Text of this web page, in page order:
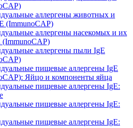
аллергены животных и
(ImmunoCAP)
аллергены насекомых и их
(ImmunoCAP)
аллергены пыли IgE
пищевые аллергены IgE
Яйцо и компоненты яйца
пищевые аллергены IgE:
пищевые аллергены IgE:
пищевые аллергены IgE: